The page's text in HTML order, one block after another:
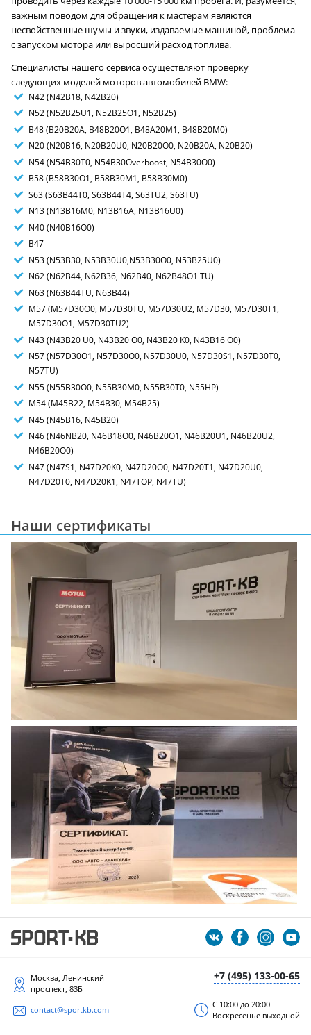
важным поводом для обращения к мастерам являются
несвойственные шумы и звуки, издаваемые машиной, проблема
с запуском мотора или выросший расход топлива.
Специалисты нашего сервиса осуществляют проверку
следующих моделей моторов автомобилей BMW:
N42 (N42B18, N42B20)
N52 (N52B25U1, N52B25O1, N52B25)
B48 (B20B20A, B48B20O1, B48A20M1, B48B20M0)
N20 (N20B16, N20B20U0, N20B20O0, N20B20A, N20B20)
N54 (N54B30T0, N54B30Overboost, N54B30O0)
B58 (B58B30O1, B58B30M1, B58B30M0)
S63 (S63B44T0, S63B44T4, S63TU2, S63TU)
N13 (N13B16M0, N13B16A, N13B16U0)
N40 (N40B16O0)
B47
N53 (N53B30, N53B30U0,N53B30O0, N53B25U0)
N62 (N62B44, N62B36, N62B40, N62B48O1 TU)
N63 (N63B44TU, N63B44)
M57 (M57D30O0, M57D30TU, M57D30U2, M57D30, M57D30T1,
M57D30O1, M57D30TU2)
N43 (N43B20 U0, N43B20 O0, N43B20 K0, N43B16 O0)
N57 (N57D30O1, N57D30O0, N57D30U0, N57D30S1, N57D30T0,
N57TU)
N55 (N55B30O0, N55B30M0, N55B30T0, N55HP)
M54 (M45B22, M54B30, M54B25)
N45 (N45B16, N45B20)
N46 (N46NB20, N46B18O0, N46B20O1, N46B20U1, N46B20U2,
N46B20O0)
N47 (N47S1, N47D20K0, N47D20O0, N47D20T1, N47D20U0,
N47D20T0, N47D20K1, N47TOP, N47TU)
Наши сертификаты
+7 (495) 133-00-65
Москва, Ленинский
проспект, 83Б
contact@sportkb.com
С 10:00 до 20:00
Воскресенье выходной